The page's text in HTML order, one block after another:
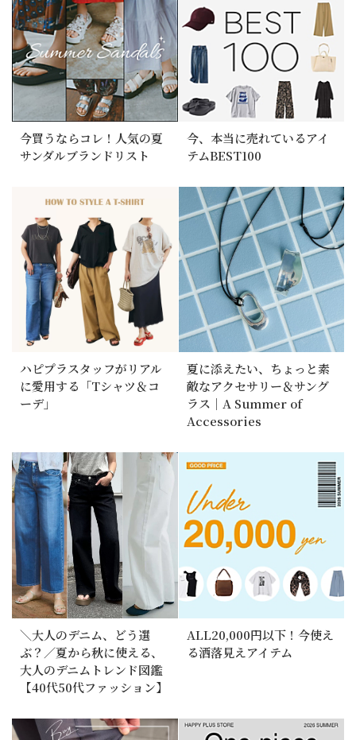
今買うならコレ！人気の夏
サンダルブランドリスト
今、本当に売れているアイ
テムBEST100
ハピプラスタッフがリアル
に愛用する「Tシャツ＆コ
ーデ」
夏に添えたい、ちょっと素
敵なアクセサリー＆サング
ラス｜A Summer of
Accessories
＼大人のデニム、どう選
ぶ？／夏から秋に使える、
大人のデニムトレンド図鑑
【40代50代ファッション】
ALL20,000円以下！今使え
る洒落見えアイテム